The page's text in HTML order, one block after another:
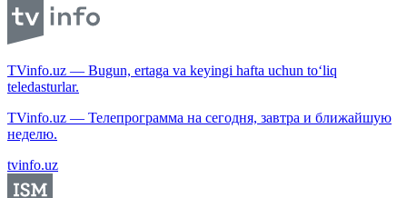
TVinfo.uz — Bugun, ertaga va keyingi hafta uchun to‘liq
teledasturlar.
TVinfo.uz — Телепрограмма на сегодня, завтра и ближайшую
неделю.
tvinfo.uz